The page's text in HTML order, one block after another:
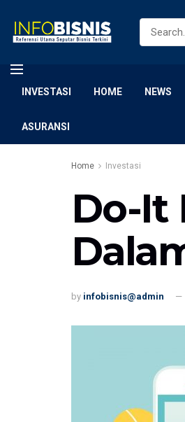
INVESTASI HOME NEWS
ASURANSI
Home Investasi
Do-It
by infobisnis@admin